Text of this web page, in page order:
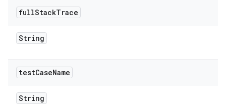
fullStackTrace
String
testCaseName
String